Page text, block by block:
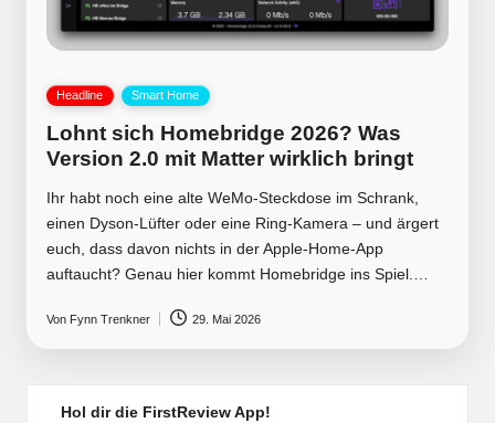
Posted
Headline Smart Home
Lohnt sich Homebridge 2026? Was
Version 2.0 mit Matter wirklich bringt
Ihr habt noch eine alte WeMo-Steckdose im Schrank,
einen Dyson-Lüfter oder eine Ring-Kamera – und ärgert
euch, dass davon nichts in der Apple-Home-App
auftaucht? Genau hier kommt Homebridge ins Spiel.…
Posted
by
Von Fynn Trenkner 29. Mai 2026
Hol dir die FirstReview App!